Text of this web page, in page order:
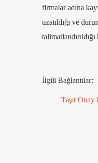
firmalar adına
uzatıldığı ve
İlgili Bağlantılar:
Taşıt Onay